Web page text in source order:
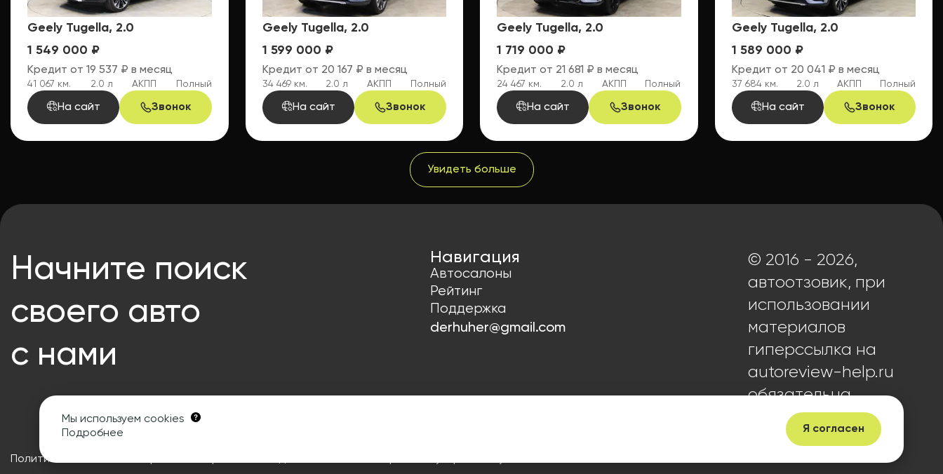
Geely Tugella, 2.0
1 549 000 ₽
Кредит от 19 537 ₽ в месяц
41 067 км. 2.0 л АКПП Полный
На сайт Звонок
Geely Tugella, 2.0
1 599 000 ₽
Кредит от 20 167 ₽ в месяц
34 469 км. 2.0 л АКПП Полный
На сайт Звонок
Geely Tugella, 2.0
1 719 000 ₽
Кредит от 21 681 ₽ в месяц
24 467 км. 2.0 л АКПП Полный
На сайт Звонок
Geely Tugella, 2.0
1 589 000 ₽
Кредит от 20 041 ₽ в месяц
37 684 км. 2.0 л АКПП Полный
На сайт Звонок
Увидеть больше
Мы используем cookies
Подробнее
Я согласен
Начните поиск
своего авто
с нами
Навигация
Автосалоны
Рейтинг
Поддержка
derhuher@gmail.com
© 2016 - 2026,
автоотзовик, при
использовании
материалов
гиперссылка на
autoreview-help.ru
обязательна.
Политика в отношении обработки персональных данных